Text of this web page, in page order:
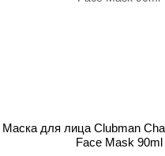
Маска для лица Clubman
Face Mask 90ml